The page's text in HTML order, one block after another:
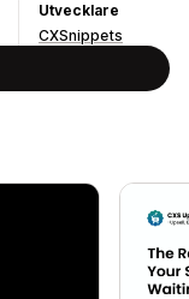
Utvecklare
CXSnippets